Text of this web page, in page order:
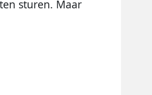
sturen. Maar